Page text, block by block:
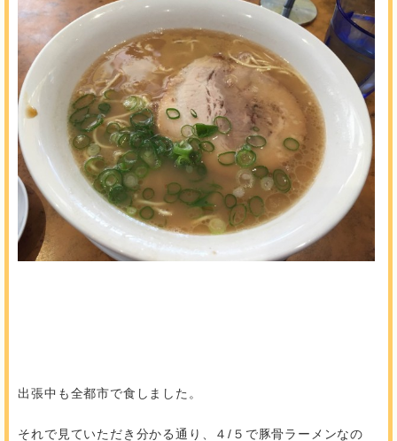
出張中も全都市で食しました。
それで見ていただき分かる通り、４/５で豚骨ラーメンなの